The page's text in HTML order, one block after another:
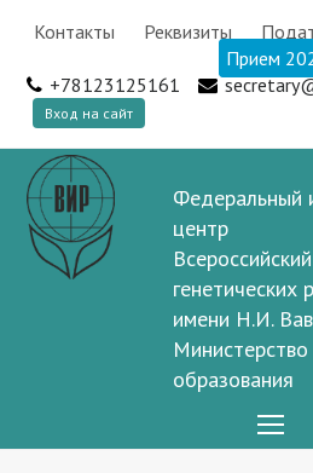
Контакты Реквизиты
Прием
+78123125161
Вход на сайт
Федеральный
центр
генетических
имени Н.И.
образования